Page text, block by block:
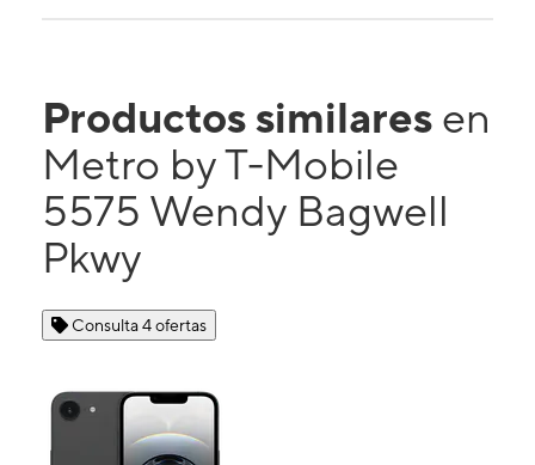
Productos similares en
Metro by T-Mobile
5575 Wendy Bagwell
Pkwy
Consulta 4 ofertas